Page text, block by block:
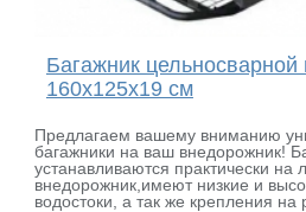
Багажник цельносварной
160x125x19 см
Предлагаем вашему вниманию
багажники на ваш внедорожник!
устанавливаются практически
внедорожник,имеют низкие и
водостоки, а так же крепления на